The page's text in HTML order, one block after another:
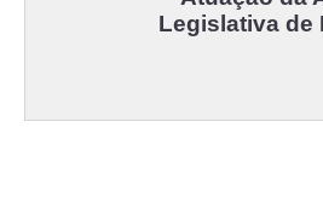
Legislativa de